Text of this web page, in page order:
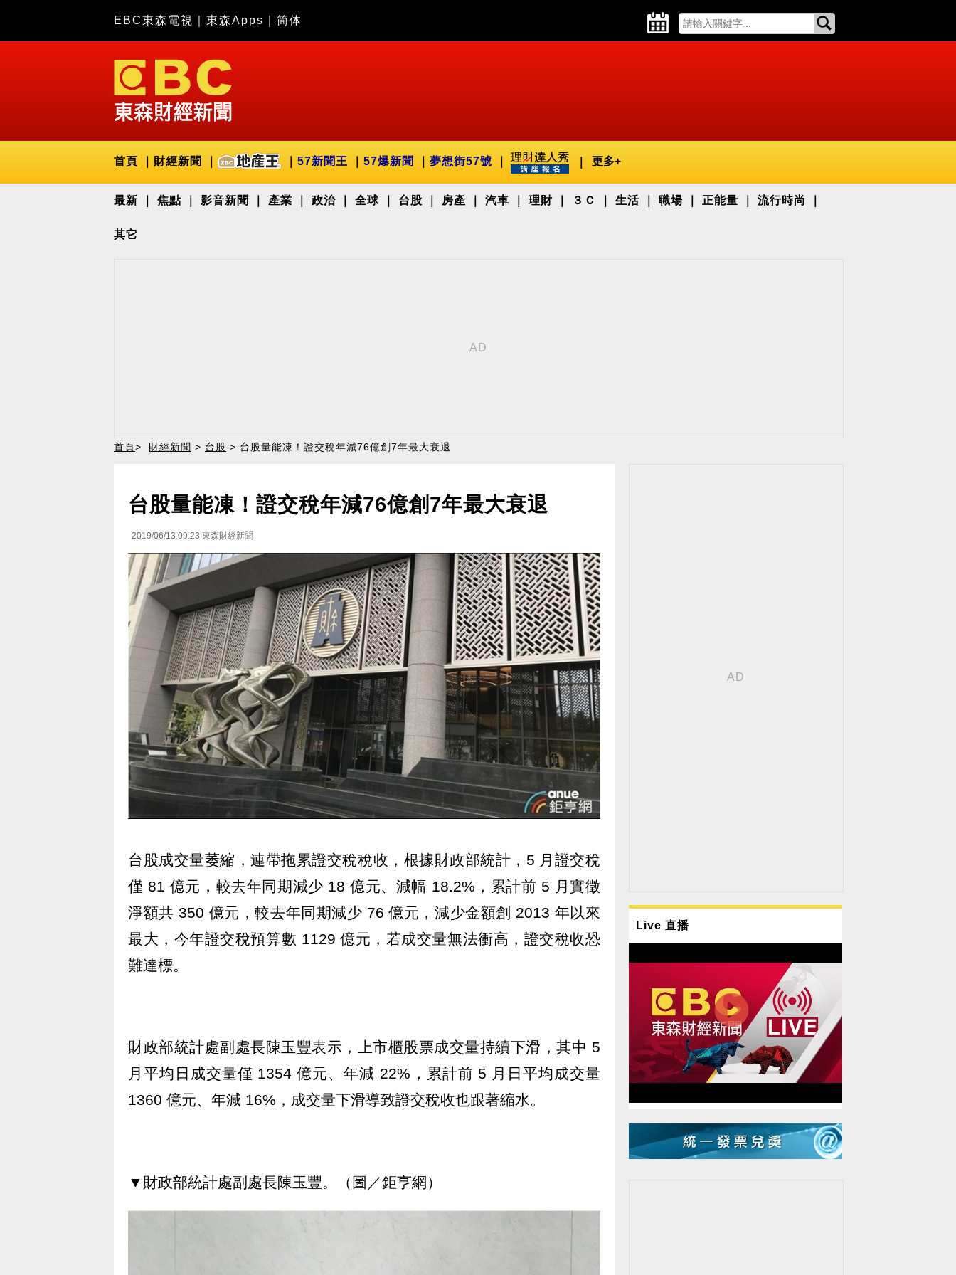
EBC東森電視 東森Apps 简体
首頁 財經新聞 57新聞王 57爆新聞 夢想街57號 更多+
最新 焦點 影音新聞 產業 政治 全球 台股 房產 汽車 理財 ３Ｃ 生活 職場 正能量 流行時尚
其它
首頁> 財經新聞 > 台股 > 台股量能凍！證交稅年減76億創7年最大衰退
台股量能凍！證交稅年減76億創7年最大衰退
2019/06/13 09:23 東森財經新聞
台股成交量萎縮，連帶拖累證交稅稅收，根據財政部統計，5 月證交稅
僅 81 億元，較去年同期減少 18 億元、減幅 18.2%，累計前 5 月實徵
淨額共 350 億元，較去年同期減少 76 億元，減少金額創 2013 年以來
最大，今年證交稅預算數 1129 億元，若成交量無法衝高，證交稅收恐
難達標。
財政部統計處副處長陳玉豐表示，上市櫃股票成交量持續下滑，其中 5
月平均日成交量僅 1354 億元、年減 22%，累計前 5 月日平均成交量
1360 億元、年減 16%，成交量下滑導致證交稅收也跟著縮水。
▼財政部統計處副處長陳玉豐。（圖／鉅亨網）
Live 直播